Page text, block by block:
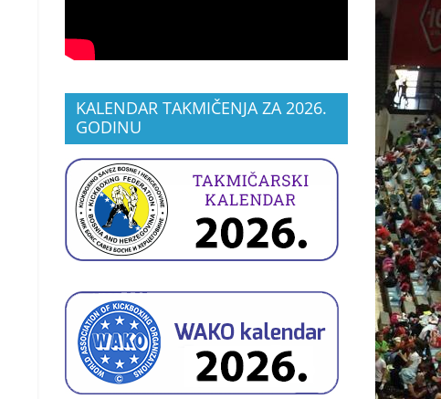
KALENDAR TAKMIČENJA ZA 2026.
GODINU